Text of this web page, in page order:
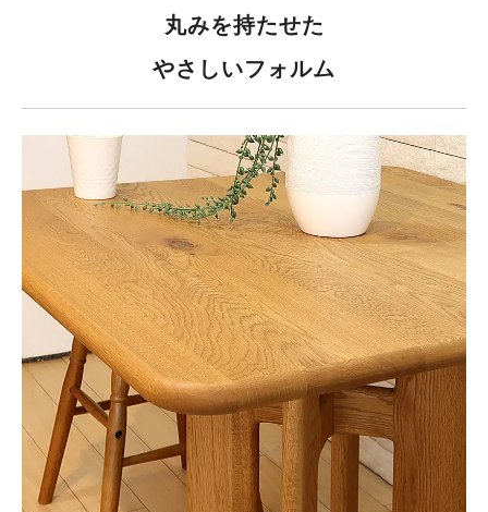
丸みを持たせた
やさしいフォルム